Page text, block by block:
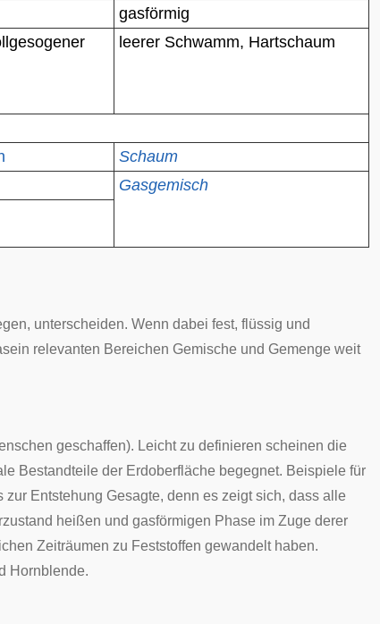
gasförmig
leerer Schwamm, Hartschaum
Schaum
Gasgemisch
unterscheiden. Wenn dabei fest, flüssig und
relevanten Bereichen Gemische und Gemenge weit
geschaffen). Leicht zu definieren scheinen die
Bestandteile der Erdoberfläche begegnet. Beispiele für
Entstehung Gesagte, denn es zeigt sich, dass alle
heißen und gasförmigen Phase im Zuge derer
Zeiträumen zu Feststoffen gewandelt haben.
Hornblende.